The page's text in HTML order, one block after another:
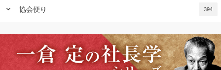
keyboard_arrow_down 協会便り 394